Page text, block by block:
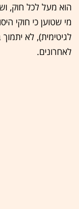
הוא מעל לכל חוק,
מי שטוען כי חוקי
לגיטימית), לא יתמוך
לאחרונים.